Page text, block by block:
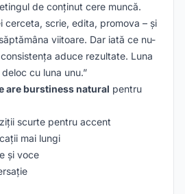
de conținut cere muncă.
cerceta, scrie, edita, promova – și
viitoare. Dar iată ce nu-
aduce rezultate. Luna
cu luna unu.”
are burstiness natural pentru
scurte pentru accent
mai lungi
și voce